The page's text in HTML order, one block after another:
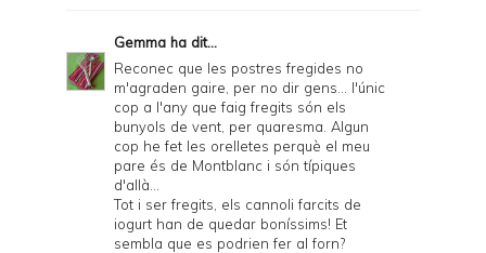
Gemma ha dit...
Reconec que les postres fregides no
m'agraden gaire, per no dir gens... l'únic
cop a l'any que faig fregits són els
bunyols de vent, per quaresma. Algun
cop he fet les orelletes perquè el meu
pare és de Montblanc i són típiques
d'allà...
Tot i ser fregits, els cannoli farcits de
iogurt han de quedar boníssims! Et
sembla que es podrien fer al forn?